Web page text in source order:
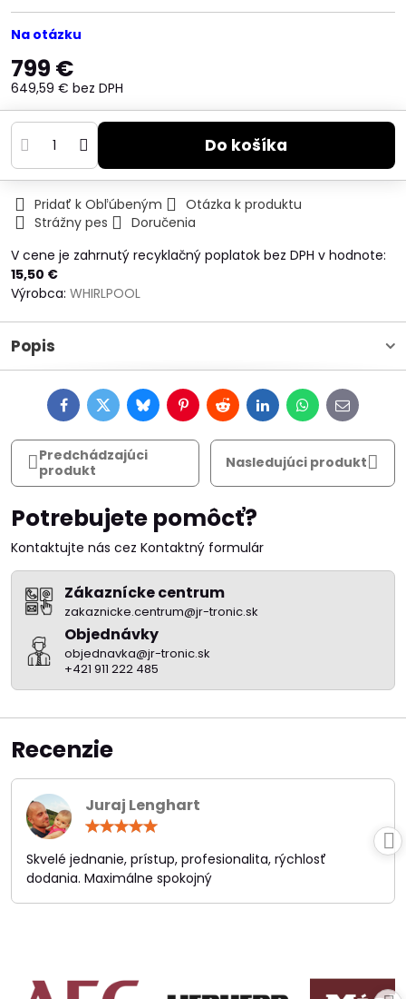
Na otázku
799 €
649,59 € bez DPH
Do košíka
Pridať k Obľúbeným
Otázka k produktu
Strážny pes
Doručenia
V cene je zahrnutý recyklačný poplatok bez DPH v hodnote:
15,50 €
Výrobca: WHIRLPOOL
Popis
FacebookTwitterBlueskyPinterestRedditLinkedInWhatsApp
E-
mail
Predchádzajúci
produkt
Nasledujúci produkt
Potrebujete pomôcť?
Kontaktujte nás cez Kontaktný formulár
Zákaznícke centrum
zakaznicke.centrum@jr-tronic.sk
Objednávky
objednavka@jr-tronic.sk
+421 911 222 485
Recenzie
Juraj Lenghart
/
5
Skvelé jednanie, prístup, profesionalita, rýchlosť
dodania. Maximálne spokojný